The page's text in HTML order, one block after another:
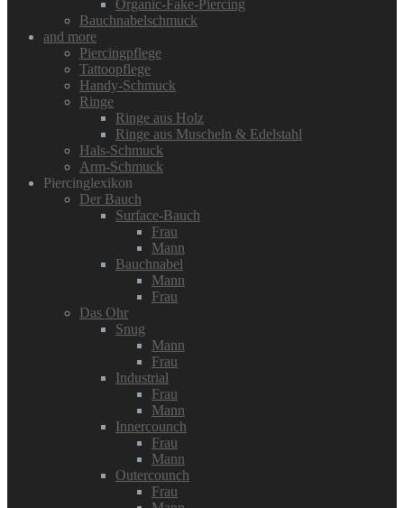
Organic-Fake-Piercing
Bauchnabelschmuck
and more
Piercingpflege
Tattoopflege
Handy-Schmuck
Ringe
Ringe aus Holz
Ringe aus Muscheln & Edelstahl
Hals-Schmuck
Arm-Schmuck
Piercinglexikon
Der Bauch
Surface-Bauch
Frau
Mann
Bauchnabel
Mann
Frau
Das Ohr
Snug
Mann
Frau
Industrial
Frau
Mann
Innercounch
Frau
Mann
Outercounch
Frau